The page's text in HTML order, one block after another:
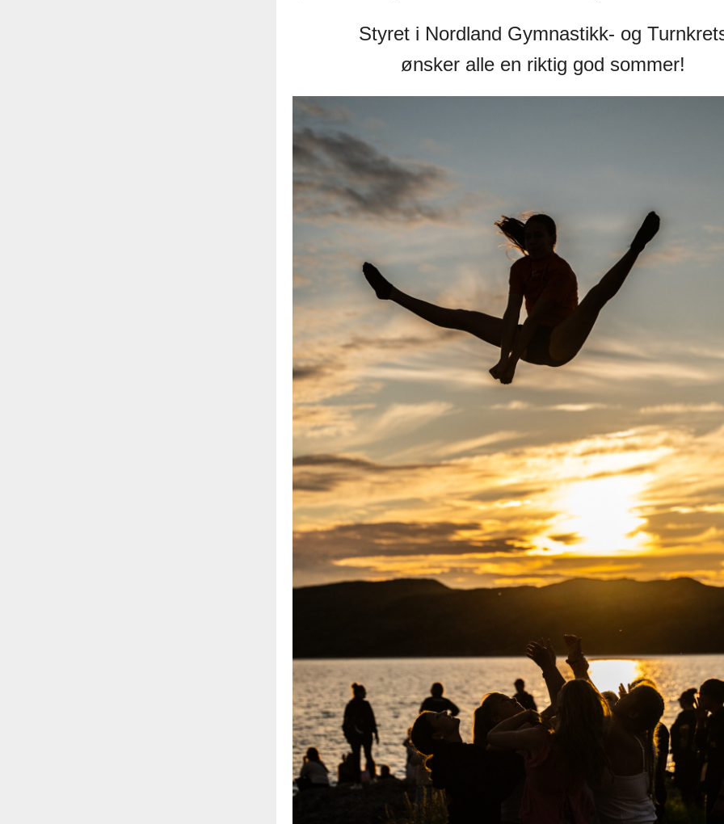
Styret i Nordland Gymnastikk- og
ønsker alle en riktig god sommer!